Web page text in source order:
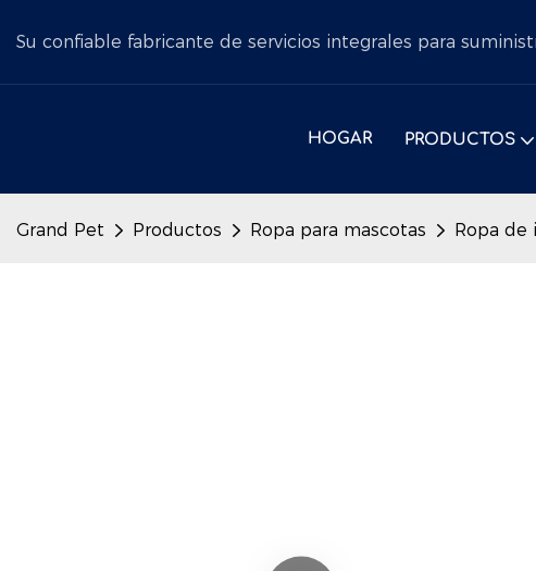
Su confiable fabricante de servicios integrales para
HOGAR PRODUCTOS
Grand Pet Productos Ropa para mascotas Ropa de